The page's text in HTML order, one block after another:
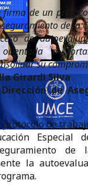
firma de un
de la
de
orientada a
su
Girardi Silva
de
de
Especial
de
la